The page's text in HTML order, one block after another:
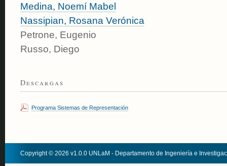
Medina, Noemí Mabel
Nassipian, Rosana Verónica
Petrone, Eugenio
Russo, Diego
Descargas
Programa Sistemas de Representación
Copyright © 2026 v1.0.0 UNLaM - Departamento de Ingeniería e